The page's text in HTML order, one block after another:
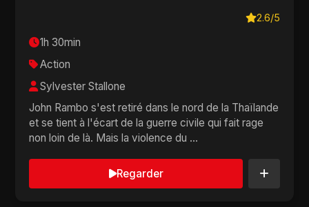
2.6/5
1h 30min
Action
Sylvester Stallone
John Rambo s'est retiré dans le nord de la Thaïlande
et se tient à l'écart de la guerre civile qui fait rage
non loin de là. Mais la violence du ...
Regarder